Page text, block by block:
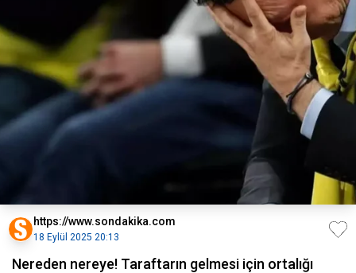
https://www.sondakika.com
18 Eylül 2025 20:13
Nereden nereye! Taraftarın gelmesi için ortalığı